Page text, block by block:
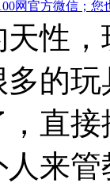
，
的
直
来